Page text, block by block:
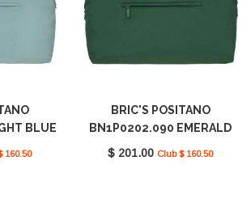
BLUE
160.50
BRIC'S POSITANO
BN1P0202.090 EMERALD
GREEN
$ 201.00 Club $ 160.50